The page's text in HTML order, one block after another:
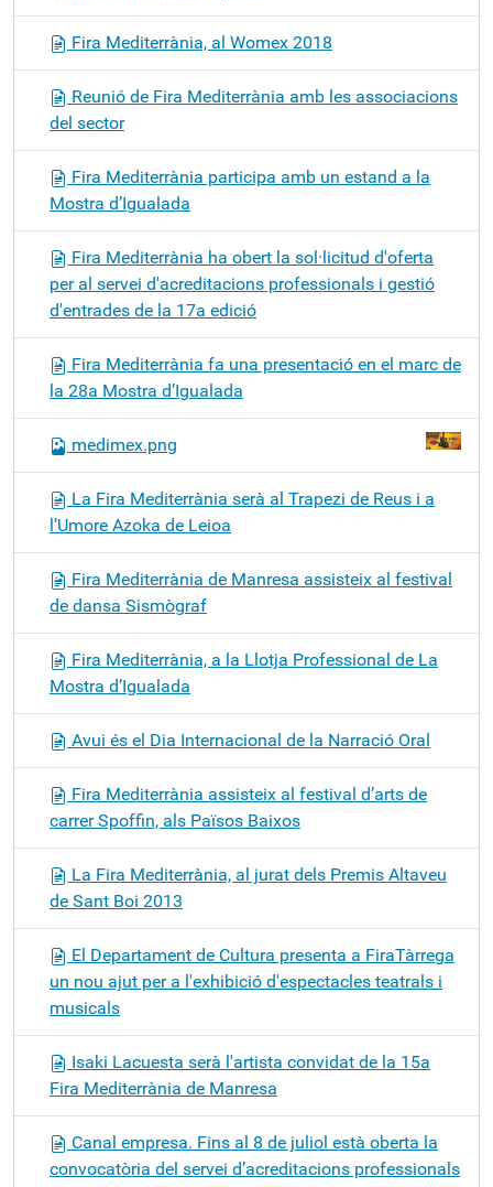
Fira Mediterrània, al Womex 2018
Reunió de Fira Mediterrània amb les associacions
del sector
Fira Mediterrània participa amb un estand a la
Mostra d’Igualada
Fira Mediterrània ha obert la sol·licitud d'oferta
per al servei d'acreditacions professionals i gestió
d'entrades de la 17a edició
Fira Mediterrània fa una presentació en el marc de
la 28a Mostra d’Igualada
medimex.png
La Fira Mediterrània serà al Trapezi de Reus i a
l’Umore Azoka de Leioa
Fira Mediterrània de Manresa assisteix al festival
de dansa Sismògraf
Fira Mediterrània, a la Llotja Professional de La
Mostra d’Igualada
Avui és el Dia Internacional de la Narració Oral
Fira Mediterrània assisteix al festival d’arts de
carrer Spoffin, als Països Baixos
La Fira Mediterrània, al jurat dels Premis Altaveu
de Sant Boi 2013
El Departament de Cultura presenta a FiraTàrrega
un nou ajut per a l'exhibició d'espectacles teatrals i
musicals
Isaki Lacuesta serà l'artista convidat de la 15a
Fira Mediterrània de Manresa
Canal empresa. Fins al 8 de juliol està oberta la
convocatòria del servei d’acreditacions professionals